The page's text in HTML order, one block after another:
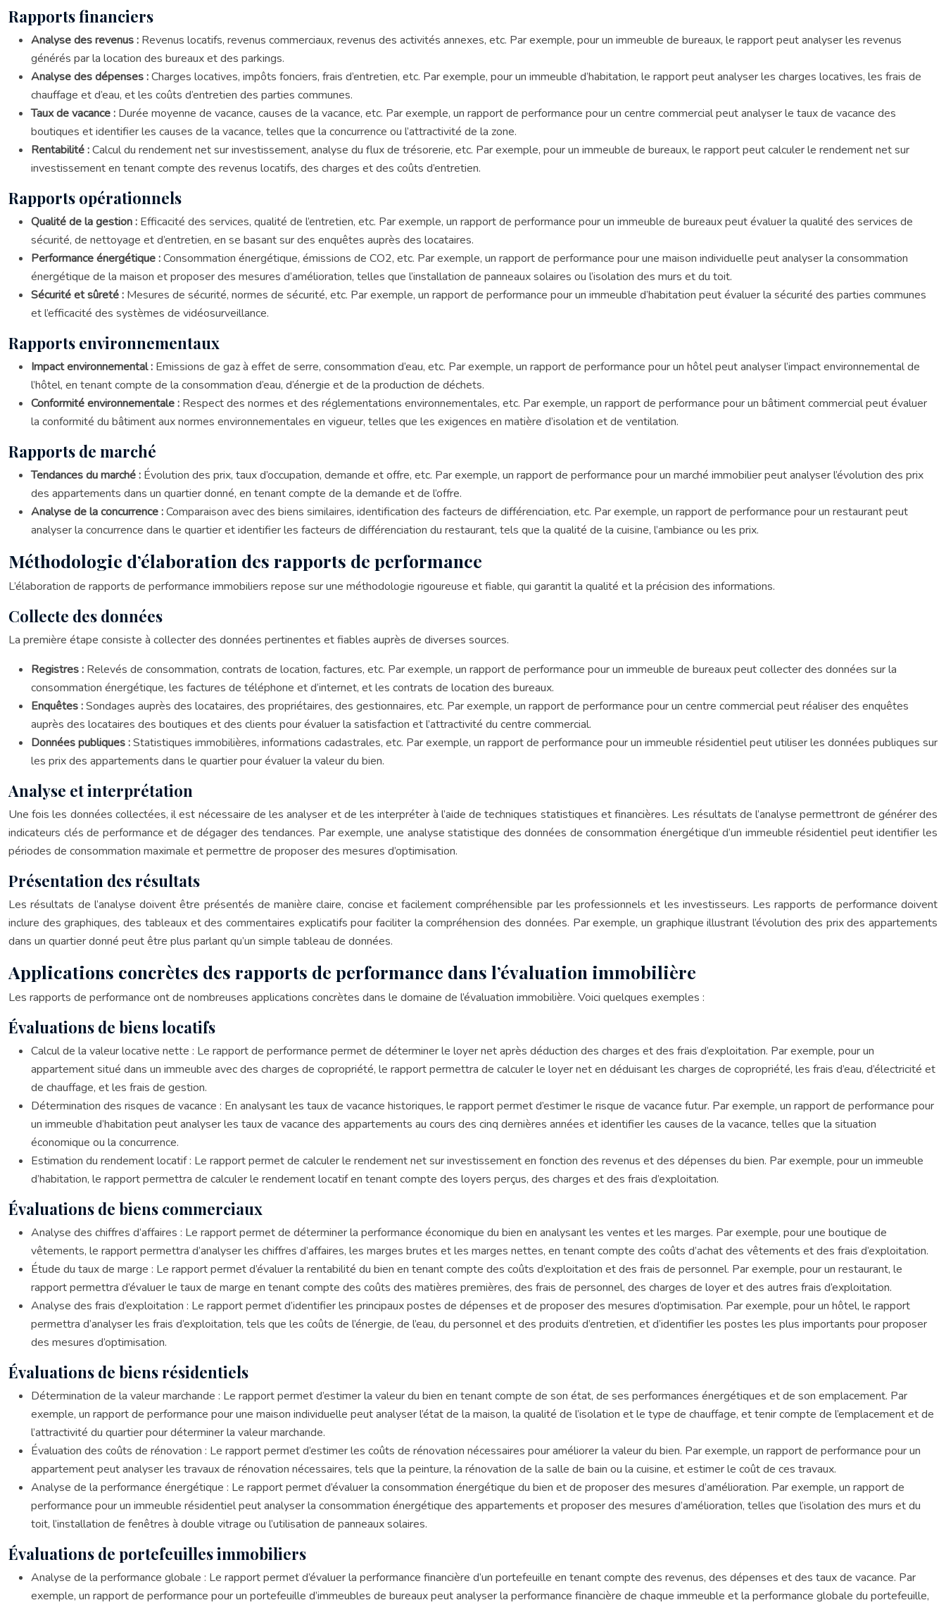
Rapports financiers
Analyse des revenus : Revenus locatifs, revenus commerciaux, revenus des activités annexes, etc. Par exemple, pour un immeuble de bureaux, le rapport peut analyser les revenus
générés par la location des bureaux et des parkings.
Analyse des dépenses :Charges locatives, impôts fonciers, frais d’entretien, etc. Par exemple, pour un immeuble d’habitation, le rapport peut analyser les charges locatives, les frais de
chauffage et d’eau, et les coûts d’entretien des parties communes.
Taux de vacance : Durée moyenne de vacance, causes de la vacance, etc. Par exemple, un rapport de performance pour un centre commercial peut analyser le taux de vacance des
boutiques et identifier les causes de la vacance, telles que la concurrence ou l’attractivité de la zone.
Rentabilité :Calcul du rendement net sur investissement, analyse du flux de trésorerie, etc. Par exemple, pour un immeuble de bureaux, le rapport peut calculer le rendement net sur
investissement en tenant compte des revenus locatifs, des charges et des coûts d’entretien.
Rapports opérationnels
Qualité de la gestion : Efficacité des services, qualité de l’entretien, etc. Par exemple, un rapport de performance pour un immeuble de bureaux peut évaluer la qualité des services de
sécurité, de nettoyage et d’entretien, en se basant sur des enquêtes auprès des locataires.
Performance énergétique :Consommation énergétique, émissions de CO2, etc. Par exemple, un rapport de performance pour une maison individuelle peut analyser la consommation
énergétique de la maison et proposer des mesures d’amélioration, telles que l’installation de panneaux solaires ou l’isolation des murs et du toit.
Sécurité et sûreté : Mesures de sécurité, normes de sécurité, etc. Par exemple, un rapport de performance pour un immeuble d’habitation peut évaluer la sécurité des parties communes
et l’efficacité des systèmes de vidéosurveillance.
Rapports environnementaux
Impact environnemental : Emissions de gaz à effet de serre, consommation d’eau, etc. Par exemple, un rapport de performance pour un hôtel peut analyser l’impact environnemental de
l’hôtel, en tenant compte de la consommation d’eau, d’énergie et de la production de déchets.
Conformité environnementale : Respect des normes et des réglementations environnementales, etc. Par exemple, un rapport de performance pour un bâtiment commercial peut évaluer
la conformité du bâtiment aux normes environnementales en vigueur, telles que les exigences en matière d’isolation et de ventilation.
Rapports de marché
Tendances du marché : Évolution des prix, taux d’occupation, demande et offre, etc. Par exemple, un rapport de performance pour un marché immobilier peut analyser l’évolution des prix
des appartements dans un quartier donné, en tenant compte de la demande et de l’offre.
Analyse de la concurrence :Comparaison avec des biens similaires, identification des facteurs de différenciation, etc. Par exemple, un rapport de performance pour un restaurant peut
analyser la concurrence dans le quartier et identifier les facteurs de différenciation du restaurant, tels que la qualité de la cuisine, l’ambiance ou les prix.
Méthodologie d’élaboration des rapports de performance
L’élaboration de rapports de performance immobiliers repose sur une méthodologie rigoureuse et fiable, qui garantit la qualité et la précision des informations.
Collecte des données
La première étape consiste à collecter des données pertinentes et fiables auprès de diverses sources.
Registres : Relevés de consommation, contrats de location, factures, etc. Par exemple, un rapport de performance pour un immeuble de bureaux peut collecter des données sur la
consommation énergétique, les factures de téléphone et d’internet, et les contrats de location des bureaux.
Enquêtes :Sondages auprès des locataires, des propriétaires, des gestionnaires, etc. Par exemple, un rapport de performance pour un centre commercial peut réaliser des enquêtes
auprès des locataires des boutiques et des clients pour évaluer la satisfaction et l’attractivité du centre commercial.
Données publiques :Statistiques immobilières, informations cadastrales, etc. Par exemple, un rapport de performance pour un immeuble résidentiel peut utiliser les données publiques sur
les prix des appartements dans le quartier pour évaluer la valeur du bien.
Analyse et interprétation
Une fois les données collectées, il est nécessaire de les analyser et de les interpréter à l’aide de techniques statistiques et financières. Les résultats de l’analyse permettront de générer des
indicateurs clés de performance et de dégager des tendances. Par exemple, une analyse statistique des données de consommation énergétique d’un immeuble résidentiel peut identifier les
périodes de consommation maximale et permettre de proposer des mesures d’optimisation.
Présentation des résultats
Les résultats de l’analyse doivent être présentés de manière claire, concise et facilement compréhensible par les professionnels et les investisseurs. Les rapports de performance doivent
inclure des graphiques, des tableaux et des commentaires explicatifs pour faciliter la compréhension des données. Par exemple, un graphique illustrant l’évolution des prix des appartements
dans un quartier donné peut être plus parlant qu’un simple tableau de données.
Applications concrètes des rapports de performance dans l’évaluation immobilière
Les rapports de performance ont de nombreuses applications concrètes dans le domaine de l’évaluation immobilière. Voici quelques exemples :
Évaluations de biens locatifs
Calcul de la valeur locative nette : Le rapport de performance permet de déterminer le loyer net après déduction des charges et des frais d’exploitation. Par exemple, pour un
appartement situé dans un immeuble avec des charges de copropriété, le rapport permettra de calculer le loyer net en déduisant les charges de copropriété, les frais d’eau, d’électricité et
de chauffage, et les frais de gestion.
Détermination des risques de vacance : En analysant les taux de vacance historiques, le rapport permet d’estimer le risque de vacance futur. Par exemple, un rapport de performance pour
un immeuble d’habitation peut analyser les taux de vacance des appartements au cours des cinq dernières années et identifier les causes de la vacance, telles que la situation
économique ou la concurrence.
Estimation du rendement locatif : Le rapport permet de calculer le rendement net sur investissement en fonction des revenus et des dépenses du bien. Par exemple, pour un immeuble
d’habitation, le rapport permettra de calculer le rendement locatif en tenant compte des loyers perçus, des charges et des frais d’exploitation.
Évaluations de biens commerciaux
Analyse des chiffres d’affaires : Le rapport permet de déterminer la performance économique du bien en analysant les ventes et les marges. Par exemple, pour une boutique de
vêtements, le rapport permettra d’analyser les chiffres d’affaires, les marges brutes et les marges nettes, en tenant compte des coûts d’achat des vêtements et des frais d’exploitation.
Étude du taux de marge : Le rapport permet d’évaluer la rentabilité du bien en tenant compte des coûts d’exploitation et des frais de personnel. Par exemple, pour un restaurant, le
rapport permettra d’évaluer le taux de marge en tenant compte des coûts des matières premières, des frais de personnel, des charges de loyer et des autres frais d’exploitation.
Analyse des frais d’exploitation : Le rapport permet d’identifier les principaux postes de dépenses et de proposer des mesures d’optimisation. Par exemple, pour un hôtel, le rapport
permettra d’analyser les frais d’exploitation, tels que les coûts de l’énergie, de l’eau, du personnel et des produits d’entretien, et d’identifier les postes les plus importants pour proposer
des mesures d’optimisation.
Évaluations de biens résidentiels
Détermination de la valeur marchande : Le rapport permet d’estimer la valeur du bien en tenant compte de son état, de ses performances énergétiques et de son emplacement. Par
exemple, un rapport de performance pour une maison individuelle peut analyser l’état de la maison, la qualité de l’isolation et le type de chauffage, et tenir compte de l’emplacement et de
l’attractivité du quartier pour déterminer la valeur marchande.
Évaluation des coûts de rénovation : Le rapport permet d’estimer les coûts de rénovation nécessaires pour améliorer la valeur du bien. Par exemple, un rapport de performance pour un
appartement peut analyser les travaux de rénovation nécessaires, tels que la peinture, la rénovation de la salle de bain ou la cuisine, et estimer le coût de ces travaux.
Analyse de la performance énergétique : Le rapport permet d’évaluer la consommation énergétique du bien et de proposer des mesures d’amélioration. Par exemple, un rapport de
performance pour un immeuble résidentiel peut analyser la consommation énergétique des appartements et proposer des mesures d’amélioration, telles que l’isolation des murs et du
toit, l’installation de fenêtres à double vitrage ou l’utilisation de panneaux solaires.
Évaluations de portefeuilles immobiliers
Analyse de la performance globale : Le rapport permet d’évaluer la performance financière d’un portefeuille en tenant compte des revenus, des dépenses et des taux de vacance. Par
exemple, un rapport de performance pour un portefeuille d’immeubles de bureaux peut analyser la performance financière de chaque immeuble et la performance globale du portefeuille,